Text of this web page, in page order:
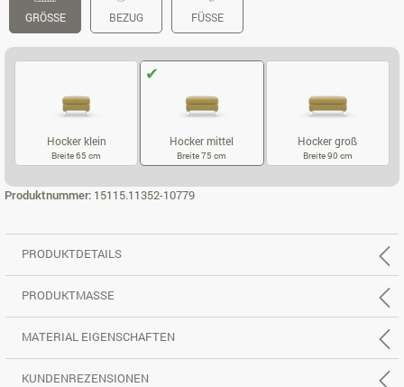
GRÖSSE BEZUG FÜSSE
Hocker klein
Breite 65 cm
Hocker mittel
Breite 75 cm
Hocker groß
Breite 90 cm
Produktnummer: 15115.11352-10779
PRODUKTDETAILS
PRODUKTMASSE
MATERIAL EIGENSCHAFTEN
KUNDENREZENSIONEN